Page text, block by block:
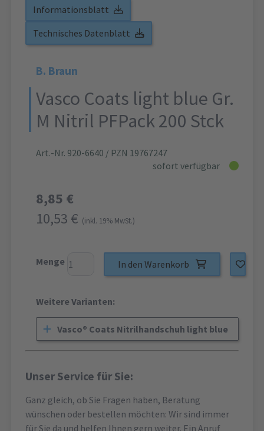
Informationsblatt
Technisches Datenblatt
B. Braun
Vasco Coats light blue Gr.
M Nitril PFPack 200 Stck
Art.-Nr. 920-6640 / PZN 19767247
sofort verfügbar
8,85 €
10,53 € (inkl. 19% MwSt.)
Menge In den Warenkorb
Weitere Varianten:
Vasco® Coats Nitrilhandschuh light blue
Unser Service für Sie:
Ganz gleich, ob Sie Fragen haben, Beratung
wünschen oder bestellen möchten: Wir sind immer
für Sie da und helfen Ihnen gern weiter. Ein Anruf